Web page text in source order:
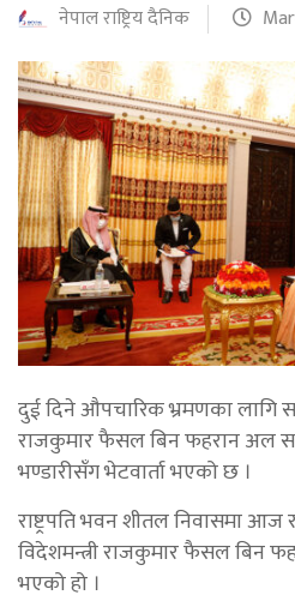
नेपाल राष्ट्रिय दैनिक
दुई दिने औपचारिक भ्रमणका लागि
राजकुमार फैसल बिन फहरान अल
भण्डारीसँग भेटवार्ता भएको छ ।
राष्ट्रपति भवन शीतल निवासमा आज
विदेशमन्त्री राजकुमार फैसल बिन
भएको हो ।